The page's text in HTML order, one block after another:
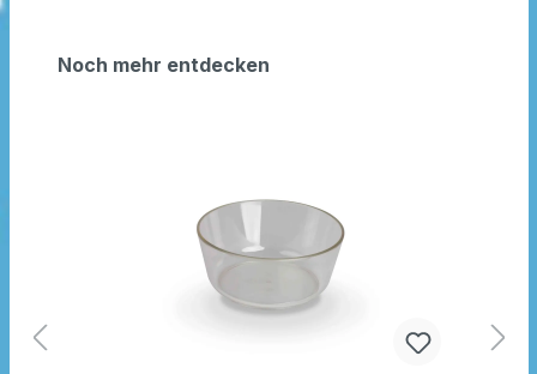
Noch mehr entdecken